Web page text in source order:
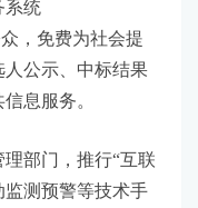
系统
众，免费为社会提
公示、中标结果
息服务。
部门，推行“互联
监测预警等技术手